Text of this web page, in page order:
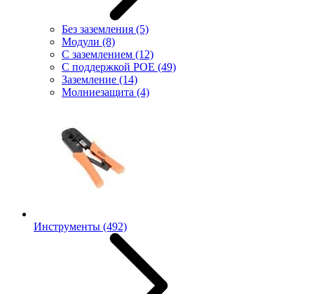
Без заземления (5)
Модули (8)
С заземлением (12)
С поддержкой POE (49)
Заземление (14)
Молниезащита (4)
Инструменты (492)